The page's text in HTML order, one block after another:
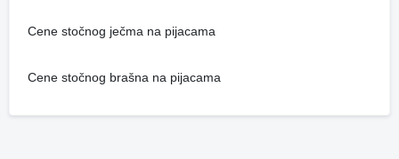
Cene stočnog ječma na pijacama
Cene stočnog brašna na pijacama